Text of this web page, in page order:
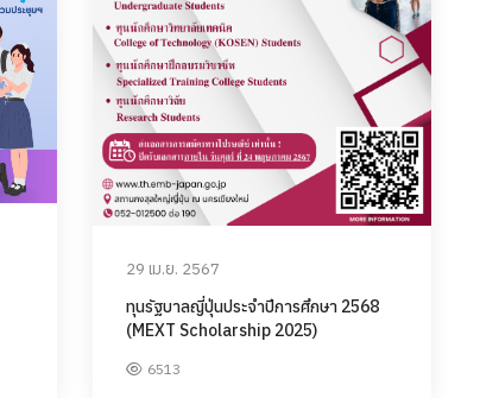
29 เม.ย. 2567
ทุนรัฐบาลญี่ปุ่นประจำปีการศึกษา 2568
(MEXT Scholarship 2025)
6513